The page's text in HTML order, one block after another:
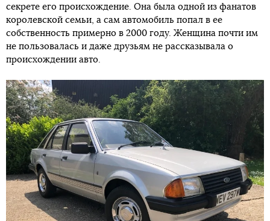
секрете его происхождение. Она была одной из фанатов
королевской семьи, а сам автомобиль попал в ее
собственность примерно в 2000 году. Женщина почти им
не пользовалась и даже друзьям не рассказывала о
происхождении авто.